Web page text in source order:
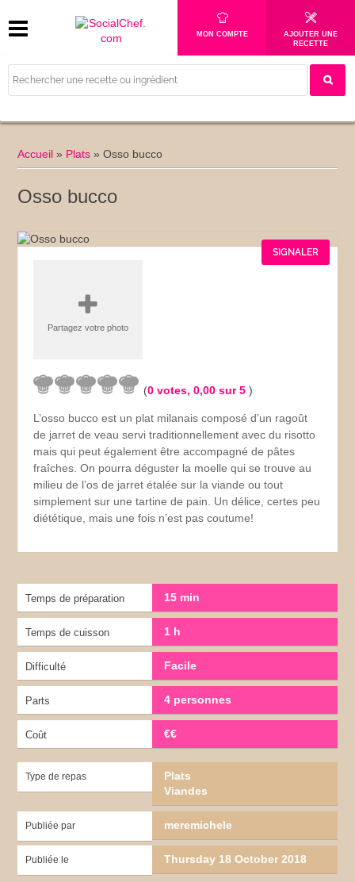
MON COMPTE
AJOUTER UNE
RECETTE
Accueil » Plats »Osso bucco
Osso bucco
SIGNALER
Partagez votre photo
(0 votes,0,00 sur 5)
L’osso bucco est un plat milanais composé d’un ragoût
de jarret de veau servi traditionnellement avec du risotto
mais qui peut également être accompagné de pâtes
fraîches. On pourra déguster la moelle qui se trouve au
milieu de l’os de jarret étalée sur la viande ou tout
simplement sur une tartine de pain. Un délice, certes peu
diététique, mais une fois n’est pas coutume!
Temps de préparation 15 min
Temps de cuisson 1 h
Difficulté Facile
Parts 4 personnes
Coût €€
Type de repas
Plats
Viandes
Publiée par meremichele
Publiée le Thursday 18 October 2018